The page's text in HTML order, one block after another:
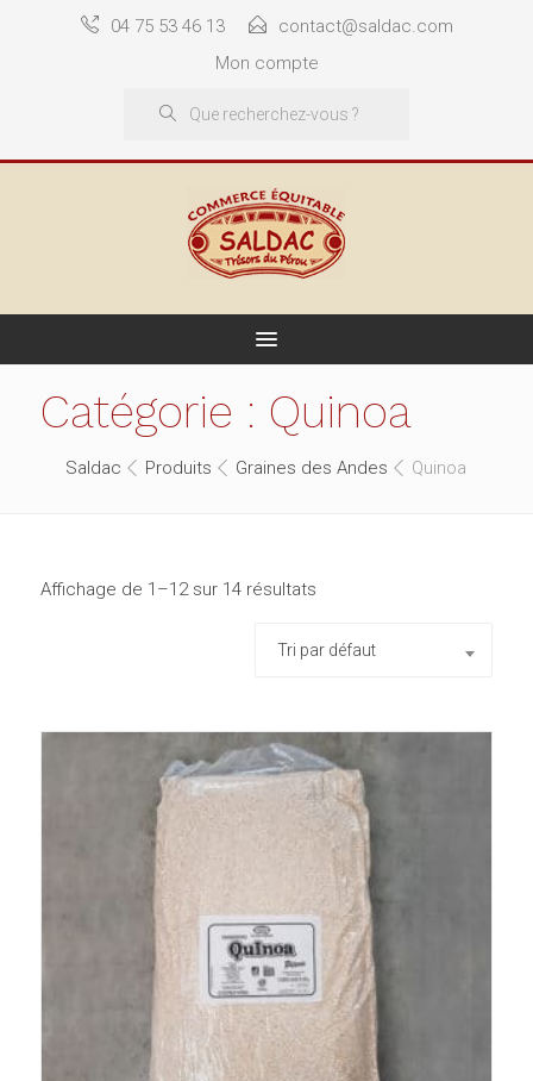
04 75 53 46 13
contact@saldac.com
Mon compte
Catégorie : Quinoa
Saldac Produits Graines des Andes Quinoa
Affichage de 1–12 sur 14 résultats
Tri par défaut